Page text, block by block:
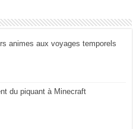
animes aux voyages temporels
du piquant à Minecraft